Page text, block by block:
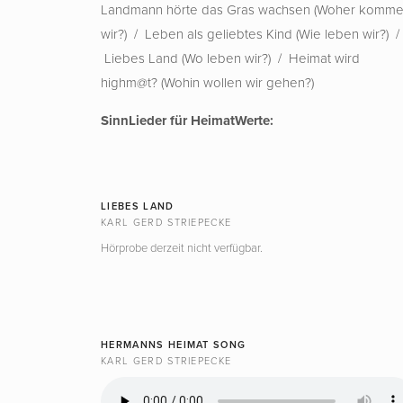
Landmann hörte das Gras wachsen (Woher
wir?) / Leben als geliebtes Kind (Wie leben wir?) /
Liebes Land (Wo leben wir?) / Heimat wird
highm@t? (Wohin wollen wir gehen?)
SinnLieder für HeimatWerte:
LIEBES LAND
KARL GERD STRIEPECKE
Hörprobe derzeit nicht verfügbar.
HERMANNS HEIMAT SONG
KARL GERD STRIEPECKE